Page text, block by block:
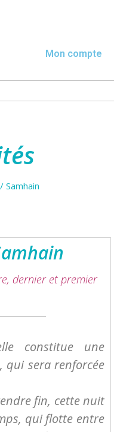
Mon compte
/ Samhain
dernier et premier
constitue une
qui sera renforcée
fin, cette nuit
qui flotte entre